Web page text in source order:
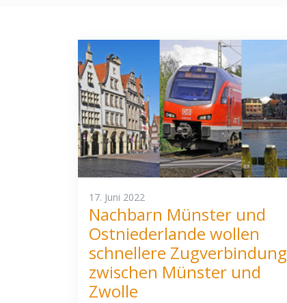
17. Juni 2022
Nachbarn Münster und
Ostniederlande wollen
schnellere Zugverbindung
zwischen Münster und
Zwolle